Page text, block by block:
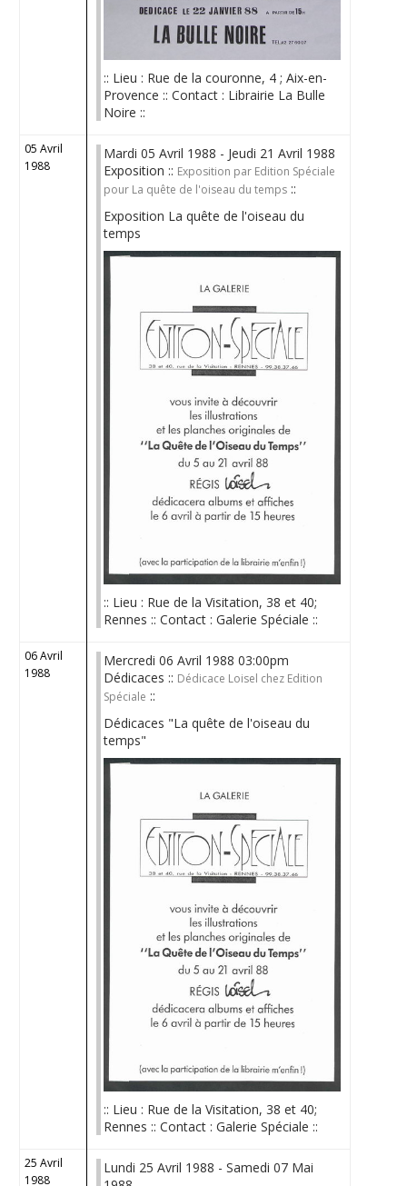
:: Lieu : Rue de la couronne, 4 ; Aix-en-
Provence :: Contact : Librairie La Bulle
Noire ::
05 Avril
1988
Mardi 05 Avril 1988 - Jeudi 21 Avril 1988
Exposition :: Exposition par Edition Spéciale
pour La quête de l'oiseau du temps ::
Exposition La quête de l'oiseau du
temps
:: Lieu : Rue de la Visitation, 38 et 40;
Rennes :: Contact : Galerie Spéciale ::
06 Avril
1988
Mercredi 06 Avril 1988 03:00pm
Dédicaces :: Dédicace Loisel chez Edition
Spéciale ::
Dédicaces "La quête de l'oiseau du
temps"
:: Lieu : Rue de la Visitation, 38 et 40;
Rennes :: Contact : Galerie Spéciale ::
25 Avril
1988
Lundi 25 Avril 1988 - Samedi 07 Mai